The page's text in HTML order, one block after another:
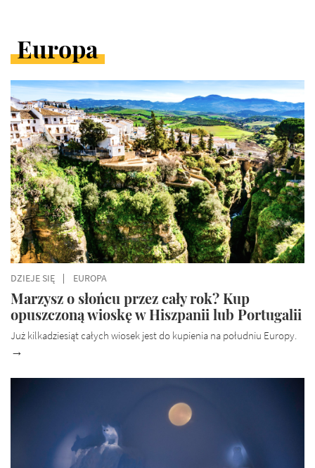
Europa
ARTYKUŁY
W
KATEGORII
DZIEJE SIĘ EUROPA
Marzysz o słońcu przez cały rok? Kup
opuszczoną wioskę w Hiszpanii lub Portugalii
Już kilkadziesiąt całych wiosek jest do kupienia na południu Europy.